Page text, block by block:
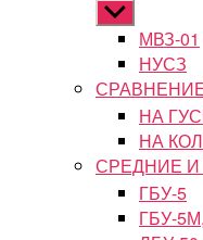
Показывать
подменюМВЗ-01
НУСЗ
НА
НА
СРЕДНИЕ
ГБУ-5
ГБУ-